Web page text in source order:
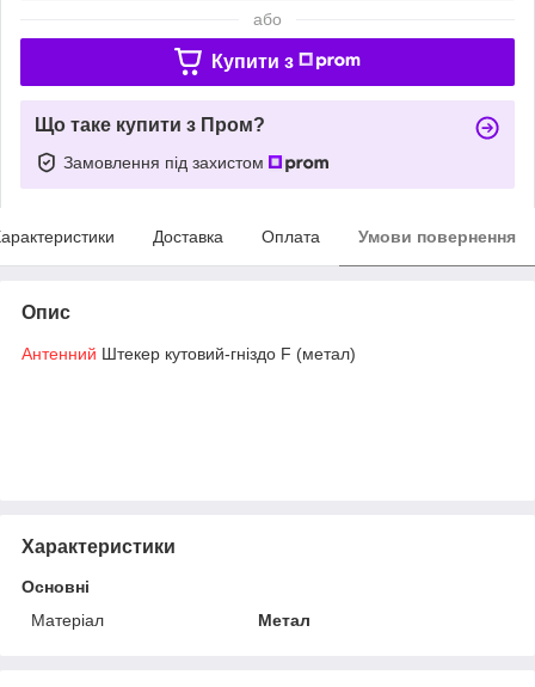
або
Купити з
Що таке купити з Пром?
Замовлення під захистом
Доставка Оплата Умови повернення
Опис
Антенний Штекер кутовий-гніздо F (метал)
Характеристики
Основні
Матеріал
Метал